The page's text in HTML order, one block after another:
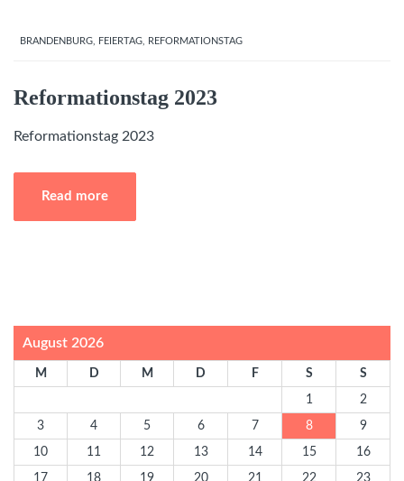
BRANDENBURG FEIERTAG REFORMATIONSTAG
Reformationstag 2023
Reformationstag 2023
Read more
August 2026
M D M D F S S
1 2
3 4 5 6 7 8 9
10 11 12 13 14 15 16
17 18 19 20 21 22 23